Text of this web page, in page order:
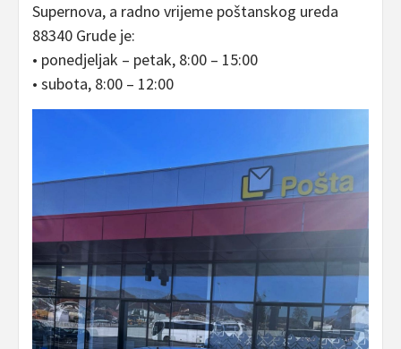
Supernova, a radno vrijeme poštanskog ureda
88340 Grude je:
• ponedjeljak – petak, 8:00 – 15:00
• subota, 8:00 – 12:00